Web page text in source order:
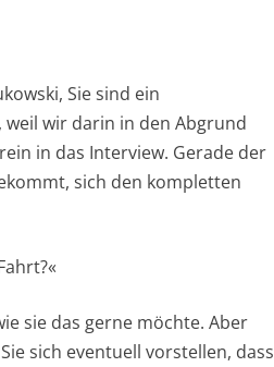
Sie sind ein
wir darin in den Abgrund
in das Interview. Gerade der
sich den kompletten
sie das gerne möchte. Aber
sich eventuell vorstellen, dass